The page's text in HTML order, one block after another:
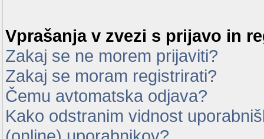
Vprašanja v zvezi s prijavo in
Zakaj se ne morem prijaviti?
Zakaj se moram registrirati?
Čemu avtomatska odjava?
Kako odstranim vidnost